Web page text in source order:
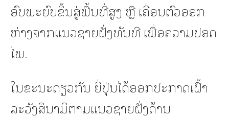
ອົບພະຍົບຂຶ້ນສູ່ພື້ນທີ່ສູງ ຫຼື ເຄື່ອນຕົວອອກ
ຫ່າງຈາກແນວຊາຍຝັ່ງທັນທີ ເພື່ອຄວາມປອດ
ໄພ.
ໃນຂະນະດຽວກັນ ຍີ່ປຸ່ນໄດ້ອອກປະກາດເຝົ້າ
ລະວັງສຶນາມິຕາມແນວຊາຍຝັ່ງດ້ານ